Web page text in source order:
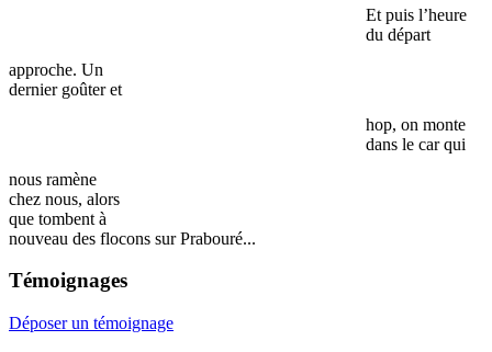
Et puis l’heure
du départ
approche. Un
dernier goûter et
hop, on monte
dans le car qui
nous ramène
chez nous, alors
que tombent à
nouveau des flocons sur Prabouré...
Témoignages
Déposer un témoignage